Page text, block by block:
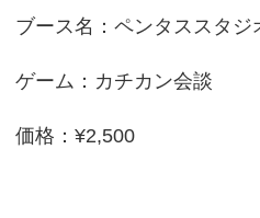
ブース名：ペンタススタジ
ゲーム：カチカン会談
価格：¥2,500